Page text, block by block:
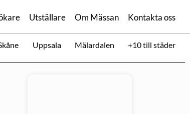
Utställare Om Mässan Kontakta oss
Uppsala Mälardalen +10 till städer